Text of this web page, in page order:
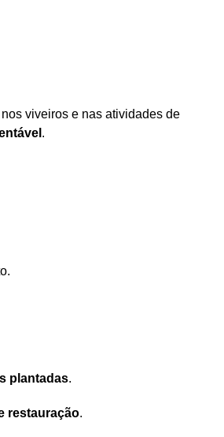
viveiros e nas atividades de
.
plantadas.
restauração.